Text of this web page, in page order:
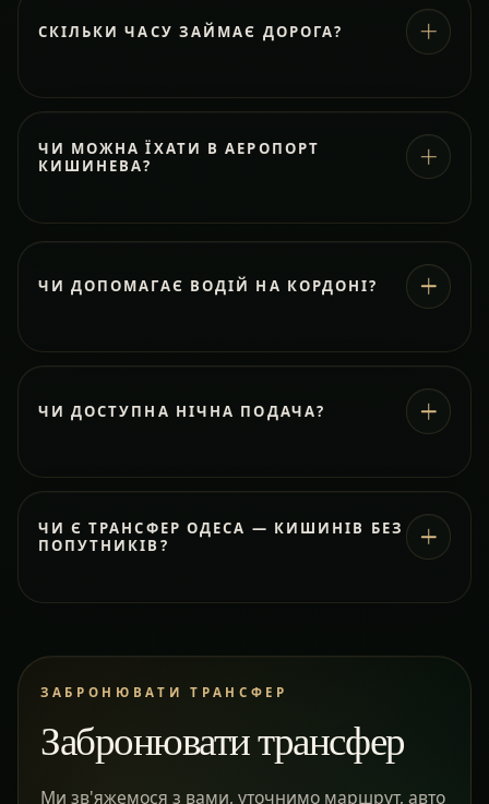
СКІЛЬКИ ЧАСУ ЗАЙМАЄ ДОРОГА?
ЧИ МОЖНА ЇХАТИ В АЕРОПОРТ
КИШИНЕВА?
ЧИ ДОПОМАГАЄ ВОДІЙ НА КОРДОНІ?
ЧИ ДОСТУПНА НІЧНА ПОДАЧА?
ЧИ Є ТРАНСФЕР ОДЕСА — КИШИНІВ БЕЗ
ПОПУТНИКІВ?
ЗАБРОНЮВАТИ ТРАНСФЕР
Забронювати трансфер
Ми зв'яжемося з вами, уточнимо маршрут, авто